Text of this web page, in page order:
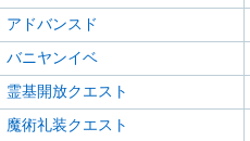
アドバンスド
バニヤンイベ
霊基開放クエスト
魔術礼装クエスト